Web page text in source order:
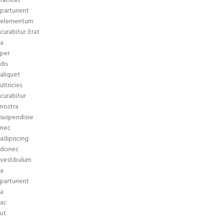
parturient
elementum
curabitur. Erat
a
per
dis
aliquet
ultricies
curabitur
nostra
suspendisse
nec
adipiscing
donec
vestibulum
a
parturient
a
ac
ut